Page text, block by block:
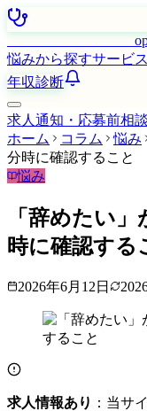
悩みから探すサービス
年収診断
求人通知・応募前相
ホーム
コラム 悩み
分時に確認すること
悩み
「辞めたい
時に確認する
2026年6月12日
求人情報あり ：当サ